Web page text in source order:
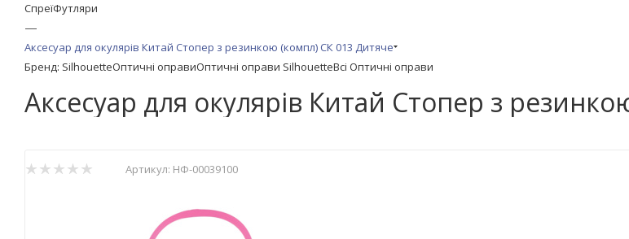
СпреїФутляри
—
Аксесуар для окулярів Китай Стопер з резинкою (компл) СК 013 Дитяче
Бренд: SilhouetteОптичні оправиОптичні оправи SilhouetteВсі Оптичні оправи
Аксесуар для окулярів Китай Стопер з
Артикул: НФ-00039100